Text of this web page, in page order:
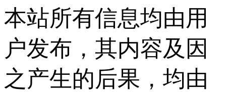
本站所有信息均由用
户发布，其内容及因
之产生的后果，均由